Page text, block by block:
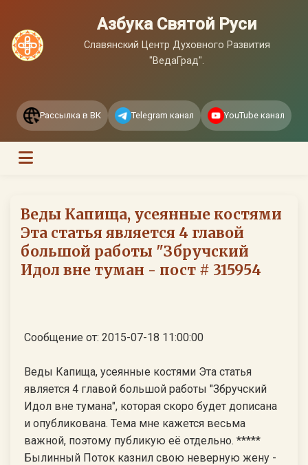
Азбука Святой Руси
Славянский Центр Духовного Развития
"ВедаГрад".
Рассылка в ВК Telegram канал YouTube канал
Веды Капища, усеянные костями
Эта статья является 4 главой
большой работы "Збручский
Идол вне туман - пост # 315954
Сообщение от: 2015-07-18 11:00:00
Веды Капища, усеянные костями Эта статья
является 4 главой большой работы "Збручский
Идол вне тумана", которая скоро будет дописана
и опубликована. Тема мне кажется весьма
важной, поэтому публикую её отдельно. *****
Былинный Поток казнил свою неверную жену -